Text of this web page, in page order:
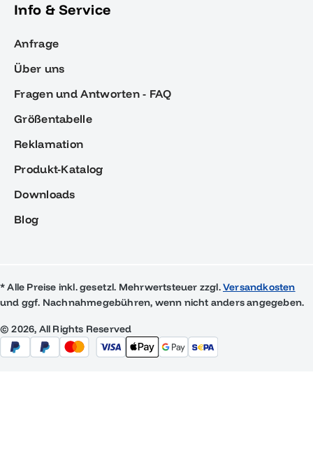
Info & Service
Anfrage
Über uns
Fragen und Antworten - FAQ
Größentabelle
Reklamation
Produkt-Katalog
Downloads
Blog
* Alle Preise inkl. gesetzl. Mehrwertsteuer zzgl.Versandkosten
und ggf. Nachnahmegebühren, wenn nicht anders angegeben.
© 2026, All Rights Reserved